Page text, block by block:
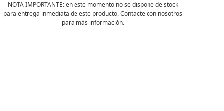
NOTA IMPORTANTE: en este momento no se dispone de stock
para entrega inmediata de este producto. Contacte con nosotros
para más información.